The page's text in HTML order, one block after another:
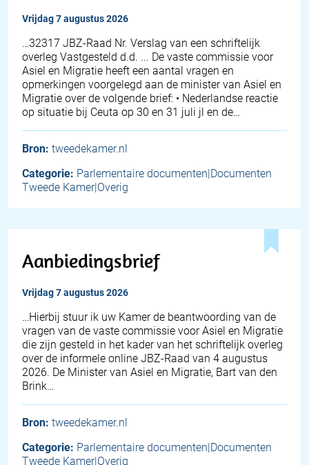
vrijdag 7 augustus 2026
… 32317 JBZ-Raad Nr. Verslag van een schriftelijk
overleg Vastgesteld d.d. ... De vaste commissie voor
Asiel en Migratie heeft een aantal vragen en
opmerkingen voorgelegd aan de minister van Asiel en
Migratie over de volgende brief: • Nederlandse reactie
op situatie bij Ceuta op 30 en 31 juli jl en de…
Bron: tweedekamer.nl
Categorie: Parlementaire documenten|Documenten
Tweede Kamer|Overig
Aanbiedingsbrief
vrijdag 7 augustus 2026
… Hierbij stuur ik uw Kamer de beantwoording van de
vragen van de vaste commissie voor Asiel en Migratie
die zijn gesteld in het kader van het schriftelijk overleg
over de informele online JBZ-Raad van 4 augustus
2026. De Minister van Asiel en Migratie, Bart van den
Brink…
Bron: tweedekamer.nl
Categorie: Parlementaire documenten|Documenten
Tweede Kamer|Overig